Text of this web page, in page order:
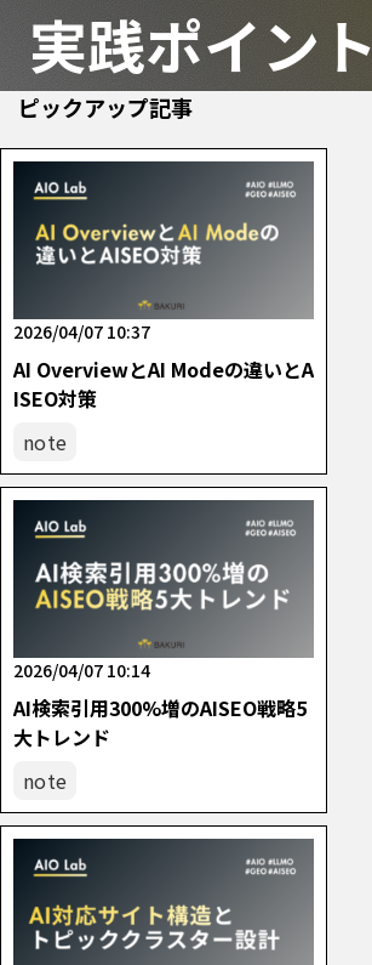
実践ポイント
ピックアップ記事
2026/04/07 10:37
AI OverviewとAI Modeの違いとA
ISEO対策
note
2026/04/07 10:14
AI検索引用300%増のAISEO戦略5
大トレンド
note